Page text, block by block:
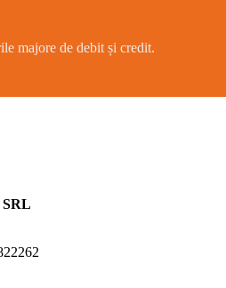
majore de debit și credit.